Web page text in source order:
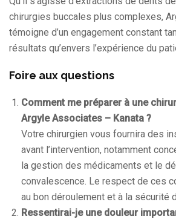
chirurgies buccales plus complexes,
témoigne d’un engagement constant
résultats qu’envers l’expérience du
Foire aux questions
Comment me préparer à une
Argyle Associates – Kanata ?
Votre chirurgien vous fournira des
avant l’intervention, notamment
la gestion des médicaments et le
convalescence. Le respect de ces
au bon déroulement et à la sécurité
Ressentirai-je une douleur